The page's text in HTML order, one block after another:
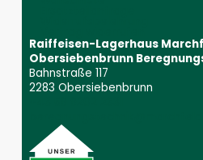
Raiffeisen-Lagerhaus
Obersiebenbrunn
Bahnstraße 117
2283 Obersiebenbrunn